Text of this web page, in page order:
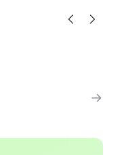
с контрагентами